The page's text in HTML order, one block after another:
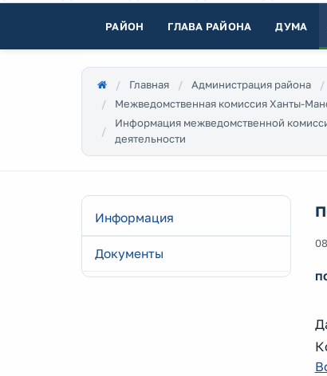
РАЙОН ГЛАВА РАЙОНА ДУМА
Главная Администрация района
Межведомственная комиссия Ханты-
Информация межведомственной
деятельности
Информация
Документы